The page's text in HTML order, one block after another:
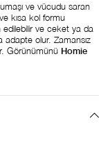
ve vücudu saran
kısa kol formu
ve ceket ya da
olur. Zamansız
Görünümünü Homie